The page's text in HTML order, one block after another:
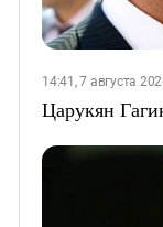
14:41, 7 августа
Царукян